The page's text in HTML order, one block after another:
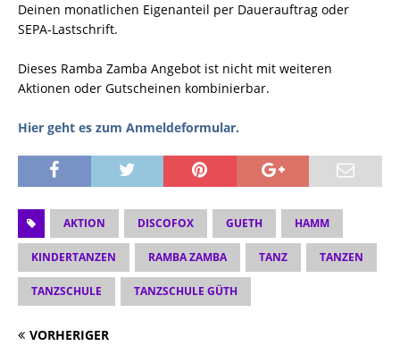
Deinen monatlichen Eigenanteil per Dauerauftrag oder
SEPA-Lastschrift.
Dieses Ramba Zamba Angebot ist nicht mit weiteren
Aktionen oder Gutscheinen kombinierbar.
Hier geht es zum Anmeldeformular.
AKTION DISCOFOX GUETH HAMM
KINDERTANZEN RAMBA ZAMBA TANZ TANZEN
TANZSCHULE TANZSCHULE GÜTH
VORHERIGER